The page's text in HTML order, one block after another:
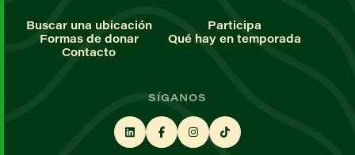
Buscar una ubicación
Participa
Formas de donar
Qué hay en temporada
Contacto
SÍGANOS